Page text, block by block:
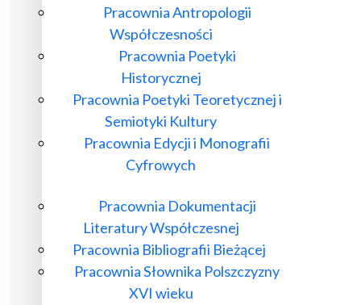
Pracownia Antropologii
Współczesności
Pracownia Poetyki
Historycznej
Pracownia Poetyki Teoretycznej i
Semiotyki Kultury
Pracownia Edycji i Monografii
Cyfrowych
Pracownia Dokumentacji
Literatury Współczesnej
Pracownia Bibliografii Bieżącej
Pracownia Słownika Polszczyzny
XVI wieku